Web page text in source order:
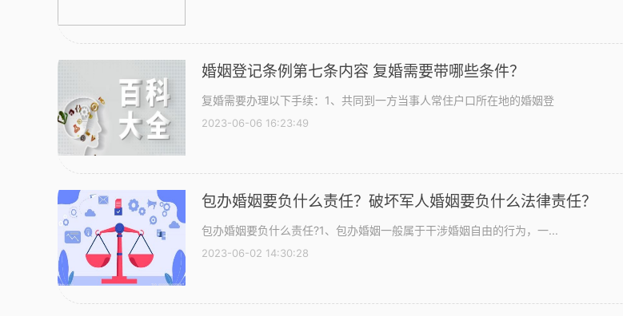
婚姻登记条例第七条内容 复婚需要带哪些条件？
复婚需要办理以下手续：1、共同到一方当事人常住户口所在地的婚姻登
2023-06-06 16:23:49
包办婚姻要负什么责任？破坏军人婚姻要负什么法律责任？
包办婚姻要负什么责任?1、包办婚姻一般属于干涉婚姻自由的行为，一...
2023-06-02 14:30:28